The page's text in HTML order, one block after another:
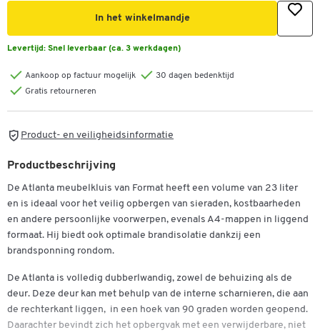
In het winkelmandje
Levertijd: Snel leverbaar (ca. 3 werkdagen)
Aankoop op factuur mogelijk
30 dagen bedenktijd
Gratis retourneren
Product- en veiligheidsinformatie
Productbeschrijving
De Atlanta meubelkluis van Format heeft een volume van 23 liter
en is ideaal voor het veilig opbergen van sieraden, kostbaarheden
en andere persoonlijke voorwerpen, evenals A4-mappen in liggend
formaat. Hij biedt ook optimale brandisolatie dankzij een
brandsponning rondom.
De Atlanta is volledig dubberlwandig, zowel de behuizing als de
deur. Deze deur kan met behulp van de interne scharnieren, die aan
de rechterkant liggen, in een hoek van 90 graden worden geopend.
Daarachter bevindt zich het opbergvak met een verwijderbare, niet